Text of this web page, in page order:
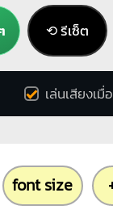
⟲ รีเซ็ต
เล่นเสียงเ
font size